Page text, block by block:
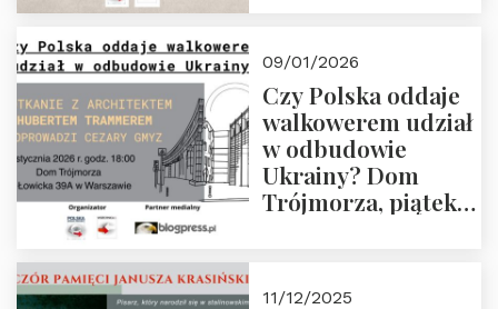
godz. 18:00.
Zapraszamy!
09/01/2026
Czy Polska oddaje
walkowerem udział
w odbudowie
Ukrainy? Dom
Trójmorza, piątek
11/12/2025